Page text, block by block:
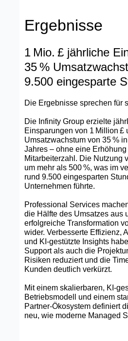
Ergebnisse
1 Mio. £ jährliche
35 %
9.500 eingesparte
Die Ergebnisse sprechen für
Die Infinity Group erzielte
Einsparungen von 1 Million £
Umsatzwachstum von 35 %
Jahres – ohne eine Erhöhung
Mitarbeiterzahl. Die Nutzung
um mehr als 500 %, was im
rund 9.500 eingesparten
Unternehmen führte.
Professional Services
die Hälfte des Umsatzes aus
erfolgreiche Transformation
wider. Verbesserte Effizienz,
und KI‑gestützte Insights
Support als auch die
Risiken reduziert und die
Kunden deutlich verkürzt.
Mit einem skalierbaren,
Betriebsmodell und einem
Partner‑Ökosystem definiert
neu, wie moderne Managed